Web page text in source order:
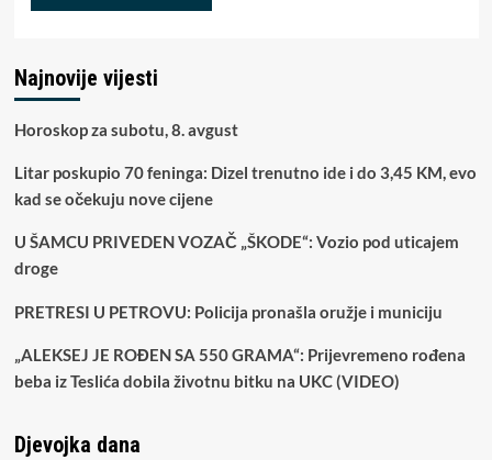
Najnovije vijesti
Horoskop za subotu, 8. avgust
Litar poskupio 70 feninga: Dizel trenutno ide i do 3,45 KM, evo
kad se očekuju nove cijene
U ŠAMCU PRIVEDEN VOZAČ „ŠKODE“: Vozio pod uticajem
droge
PRETRESI U PETROVU: Policija pronašla oružje i municiju
„ALEKSEJ JE ROĐEN SA 550 GRAMA“: Prijevremeno rođena
beba iz Teslića dobila životnu bitku na UKC (VIDEO)
Djevojka dana